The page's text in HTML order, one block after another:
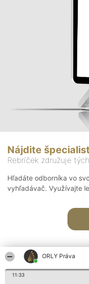
ORLY Práva
11:33
Nájdite
Rebríček združuje
Hľadáte odborníka vo
vyhľadávač. Využívajte